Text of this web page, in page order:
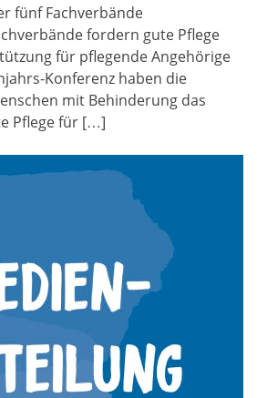
fünf Fachverbände
fordern gute Pflege
für pflegende Angehörige
Konferenz haben die
mit Behinderung das
Pflege für […]